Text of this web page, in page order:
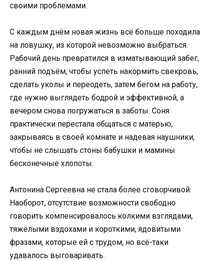
своими проблемами.
С каждым днём новая жизнь всё больше походила
на ловушку, из которой невозможно выбраться.
Рабочий день превратился в изматывающий забег,
ранний подъём, чтобы успеть накормить свекровь,
сделать уколы и переодеть, затем бегом на работу,
где нужно выглядеть бодрой и эффективной, а
вечером снова погружаться в заботы. Соня
практически перестала общаться с матерью,
закрываясь в своей комнате и надевая наушники,
чтобы не слышать стоны бабушки и мамины
бесконечные хлопоты.
Антонина Сергеевна не стала более сговорчивой.
Наоборот, отсутствие возможности свободно
говорить компенсировалось колкими взглядами,
тяжёлыми вздохами и короткими, ядовитыми
фразами, которые ей с трудом, но всё-таки
удавалось выговаривать.